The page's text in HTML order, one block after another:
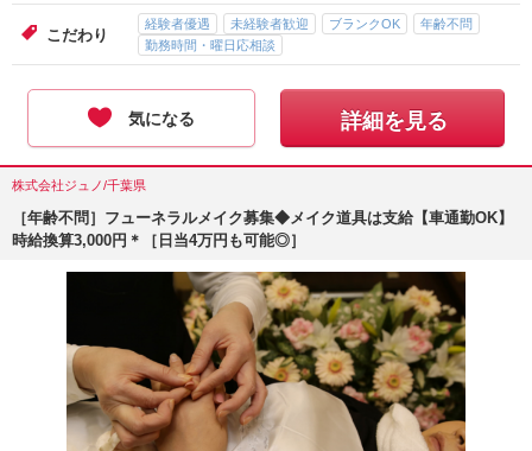
こだわり
経験者優遇 未経験者歓迎 ブランクOK
年齢不問
勤務時間・曜日応相談
気になる 詳細を見る
株式会社ジュノ/千葉県
［年齢不問］フューネラルメイク募集◆メイク道具は支給【車通勤OK】
時給換算3,000円＊［日当4万円も可能◎］